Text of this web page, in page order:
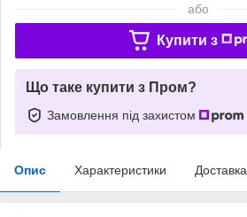
або
Купити з
Що таке купити з Пром?
Замовлення під захистом
Опис Характеристики Доставка